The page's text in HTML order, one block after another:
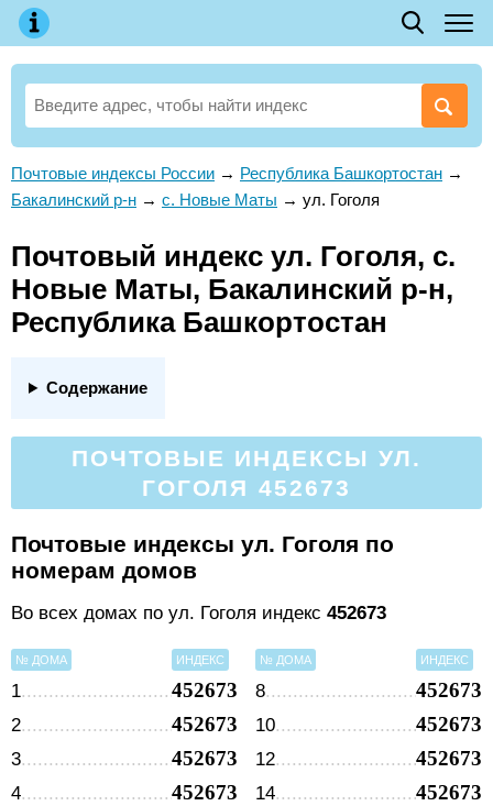
Почтовые индексы России → Республика Башкортостан →
Бакалинский р-н → с. Новые Маты → ул. Гоголя
Почтовый индекс ул. Гоголя, с.
Новые Маты, Бакалинский р-н,
Республика Башкортостан
Содержание
ПОЧТОВЫЕ ИНДЕКСЫ УЛ.
ГОГОЛЯ 452673
Почтовые индексы ул. Гоголя по
номерам домов
Во всех домах по ул. Гоголя индекс 452673
№ ДОМА ИНДЕКС
1 452673
2 452673
3 452673
4 452673
№ ДОМА ИНДЕКС
8 452673
10 452673
12 452673
14 452673